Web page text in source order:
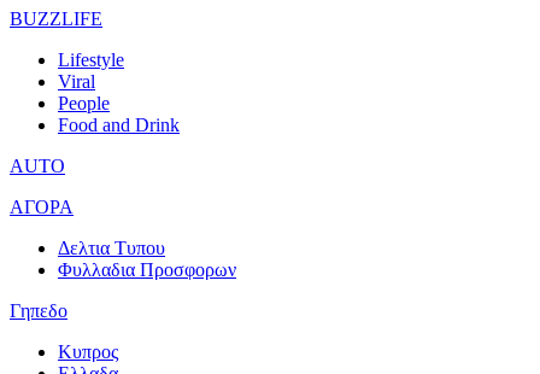
BUZZLIFE
Lifestyle
Viral
People
Food and Drink
AUTO
ΑΓΟΡΑ
Δελτια Τυπου
Φυλλαδια Προσφορων
Γηπεδο
Κυπρος